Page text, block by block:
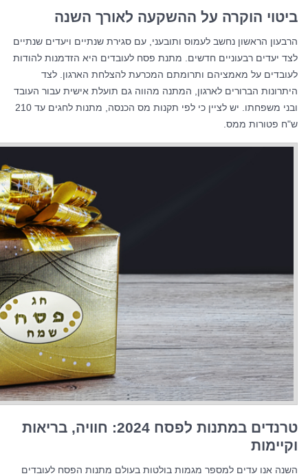
ביטוי הוקרה על ההשקעה לאורך השנה
הרבעון הראשון נחשב לעמוס ותובעני, עם סגירת שנתיים ויעדים שנתיים
לצד יעדים רבעוניים חדשים. מתנת פסח לעובדים היא הזדמנות להודות
לעובדים על מאמציהם ותרומתם המכרעת להצלחת הארגון. לצד
היתרונות הברורים לארגון, המתנה מהווה גם תועלת אישית עבור העובד
ובני משפחתו. יש לציין כי לפי תקנות מס הכנסה, מתנות לחגים עד 210
ש"ח פטורות ממס.
טרנדים במתנות לפסח 2024: חוויה, בריאות
וקיימות
השנה אנו עדים למספר מגמות בולטות בעולם מתנות הפסח לעובדים